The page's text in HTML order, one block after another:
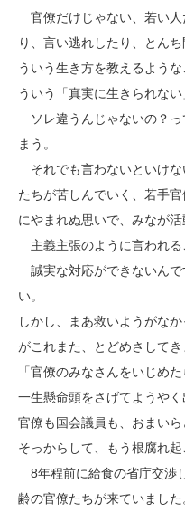
官僚だけじゃない、若い人
り、言い逃れしたり、とん
ういう生き方を教えるよう
ういう「真実に生きられない
ソレ違うんじゃないの？っ
まう。
それでも言わないといけな
たちが苦しんでいく、若手
にやまれぬ思いで、みなが活
主義主張のように言われる
誠実な対応ができないん
い。
しかし、まあ救いようがな
がこれまた、とどめさしてき
「官僚のみなさんをいじめ
一生懸命頭をさげてようやく
官僚も国会議員も、おまいら
そっからして、もう根腐れ起
8年程前に給食の省庁交渉
齢の官僚たちが来ていまし